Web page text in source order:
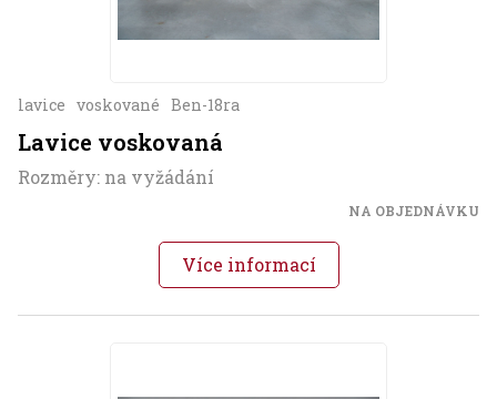
lavice voskované Ben-18ra
Lavice voskovaná
Rozměry: na vyžádání
NA OBJEDNÁVKU
Více informací